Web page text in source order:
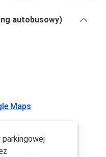
autobusowy)
Maps